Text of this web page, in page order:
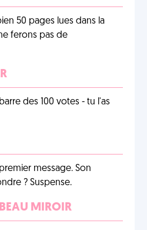
50 pages lues dans la
ferons pas de
des 100 votes - tu l'as
message. Son
? Suspense.
MIROIR